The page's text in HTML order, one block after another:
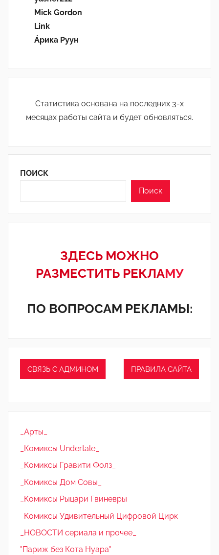
Mick Gordon
Link
Áрика Руун
Статистика основана на последних 3-х
месяцах работы сайта и будет обновляться.
ПОИСК
Поиск
ЗДЕСЬ МОЖНО
РАЗМЕСТИТЬ РЕКЛАМУ
ПО ВОПРОСАМ РЕКЛАМЫ:
СВЯЗЬ С АДМИНОМ ПРАВИЛА САЙТА
_Арты_
_Комиксы Undertale_
_Комиксы Гравити Фолз_
_Комиксы Дом Совы_
_Комиксы Рыцари Гвиневры
_Комиксы Удивительный Цифровой Цирк_
_НОВОСТИ сериала и прочее_
"Париж без Кота Нуара"